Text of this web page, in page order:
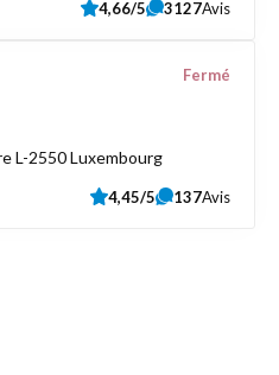
4,66/5 3127Avis
L-2550 Luxembourg
Fermé
4,45/5 137Avis